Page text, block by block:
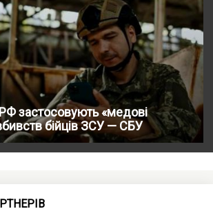
застосовують «медові
бійців ЗСУ — СБУ